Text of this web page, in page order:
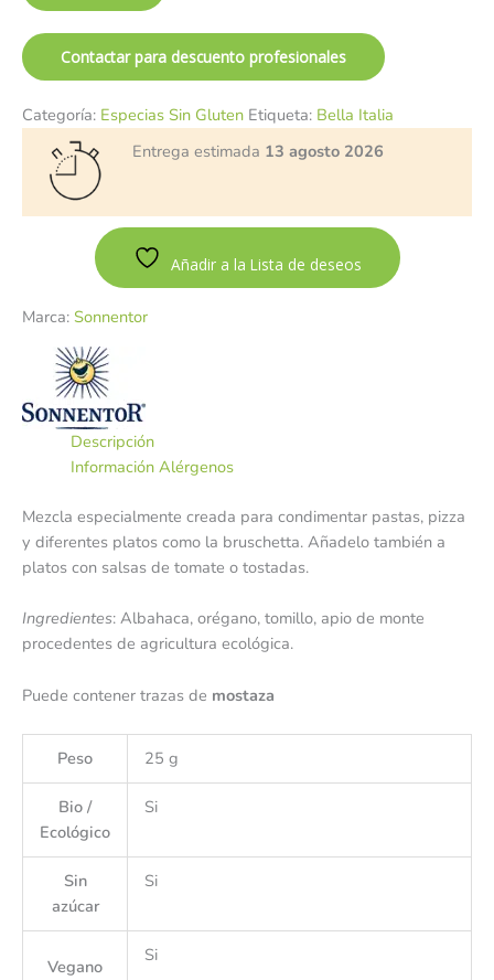
Contactar para descuento profesionales
Categoría: Especias Sin Gluten Etiqueta: Bella Italia
Entrega estimada 13 agosto 2026
Añadir a la Lista de deseos
Marca: Sonnentor
Descripción
Información Alérgenos
Mezcla especialmente creada para condimentar pastas, pizza
y diferentes platos como la bruschetta. Añadelo también a
platos con salsas de tomate o tostadas.
Ingredientes: Albahaca, orégano, tomillo, apio de monte
procedentes de agricultura ecológica.
Puede contener trazas de mostaza
Peso 25 g
Bio /
Ecológico
Si
Sin
azúcar
Si
Vegano
Si